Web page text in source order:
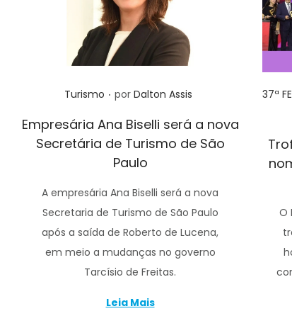
Posted in
Turismo . por Dalton Assis
Empresária Ana Biselli será a nova
Secretária de Turismo de São
Paulo
A empresária Ana Biselli será a nova
Secretaria de Turismo de São Paulo
após a saída de Roberto de Lucena,
em meio a mudanças no governo
Tarcísio de Freitas.
Leia Mais
37ª
O